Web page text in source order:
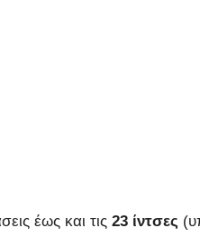
έως και τις 23 ίντσες